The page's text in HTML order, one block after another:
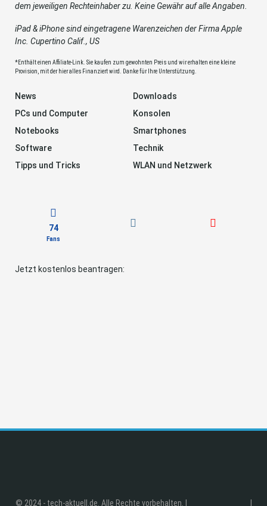
dem jeweiligen Rechteinhaber zu. Keine Gewähr auf alle Angaben.
iPad & iPhone sind eingetragene Warenzeichen der Firma Apple
Inc. Cupertino Calif., US
*Enthält einen Affiliate-Link. Sie kaufen zum gewohnten Preis und wir erhalten eine kleine
Provision, mit der hier alles Finanziert wird. Danke für Ihre Unterstützung.
News
Downloads
PCs und Computer
Konsolen
Notebooks
Smartphones
Software
Technik
Tipps und Tricks
WLAN und Netzwerk
74
Fans
Jetzt kostenlos beantragen:
© 2024 - tech-aktuell.de. Alle Rechte vorbehalten. |